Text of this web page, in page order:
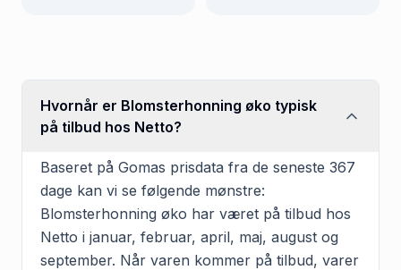
Hvornår er Blomsterhonning øko typisk
på tilbud hos Netto?
Baseret på Gomas prisdata fra de seneste 367
dage kan vi se følgende mønstre:
Blomsterhonning øko har været på tilbud hos
Netto i januar, februar, april, maj, august og
september. Når varen kommer på tilbud, varer